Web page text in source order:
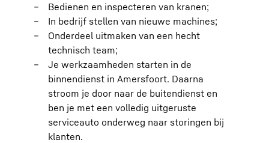
Bedienen en inspecteren van kranen;
In bedrijf stellen van nieuwe machines;
Onderdeel uitmaken van een hecht
technisch team;
Je werkzaamheden starten in de
binnendienst in Amersfoort. Daarna
stroom je door naar de buitendienst en
ben je met een volledig uitgeruste
serviceauto onderweg naar storingen bij
klanten.